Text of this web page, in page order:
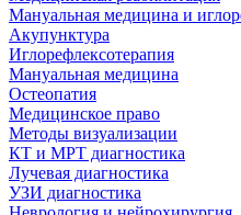
Мануальная медицина и
Акупунктура
Иглорефлексотерапия
Мануальная медицина
Остеопатия
Медицинское право
Методы визуализации
КТ и МРТ диагностика
Лучевая диагностика
УЗИ диагностика